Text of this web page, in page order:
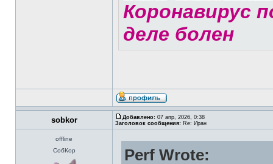
Коронавирус
деле болен
sobkor Добавлено: 07 апр, 2026, 0:38
Заголовок сообщения: Re: Иран
offline
СобКор
Perf Wrote: